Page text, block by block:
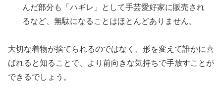
んだ部分も「ハギレ」として手芸愛好家に販売され
るなど、無駄になることはほとんどありません。
大切な着物が捨てられるのではなく、形を変えて誰かに喜
ばれると知ることで、より前向きな気持ちで手放すことが
できるでしょう。